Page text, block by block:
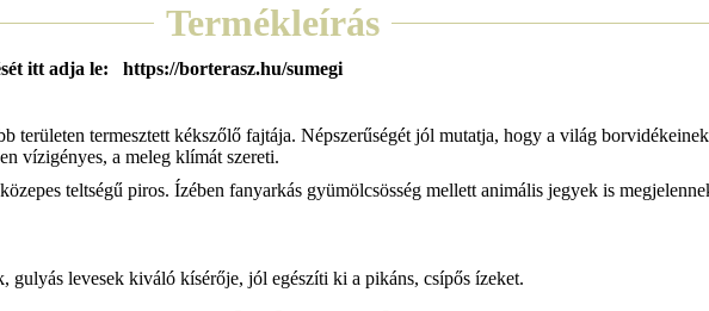
Termékleírás
itt adja le: https://borterasz.hu/sumegi
területen termesztett kékszőlő fajtája. Népszerűségét jól mutatja, hogy a világ
vízigényes, a meleg klímát szereti.
teltségű piros. Ízében fanyarkás gyümölcsösség mellett animális jegyek is
levesek kiváló kísérője, jól egészíti ki a pikáns, csípős ízeket.